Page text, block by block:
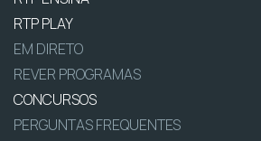
RTP PLAY
EM DIRETO
REVER PROGRAMAS
CONCURSOS
PERGUNTAS FREQUENTES